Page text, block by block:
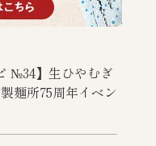
№34】生ひやむぎ
麺所75周年イベン